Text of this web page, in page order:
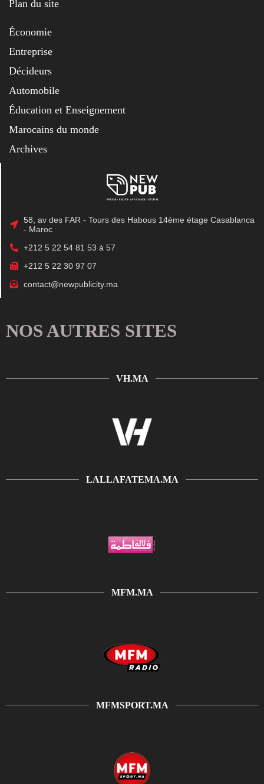
Plan du site
Économie
Entreprise
Décideurs
Automobile
Éducation et Enseignement
Marocains du monde
Archives
58, av des FAR - Tours des Habous 14ème étage Casablanca
- Maroc
+212 5 22 54 81 53 à 57
+212 5 22 30 97 07
contact@newpublicity.ma
NOS AUTRES SITES
VH.MA
LALLAFATEMA.MA
MFM.MA
MFMSPORT.MA